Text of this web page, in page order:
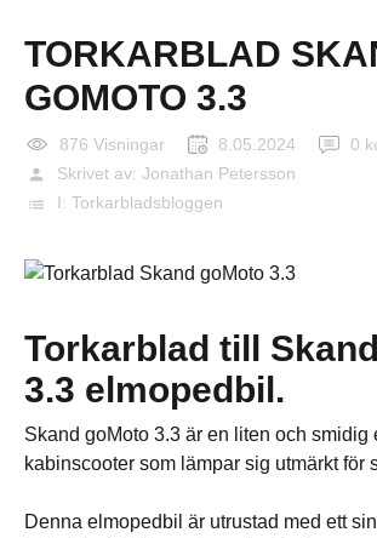
TORKARBLAD
GOMOTO 3.3
876 Visningar 8.05.2024
0
person
Skrivet av: Jonathan Petersson
list
I: Torkarbladsbloggen
Torkarblad till
3.3 elmopedbil.
Skand goMoto 3.3 är en liten och smidig
kabinscooter som lämpar sig utmärkt för
Denna elmopedbil är utrustad med ett